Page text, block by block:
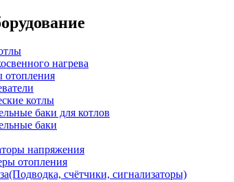
нагрева
отопления
котлы
баки для котлов
баки
напряжения
отопления
счётчики, сигнализаторы)